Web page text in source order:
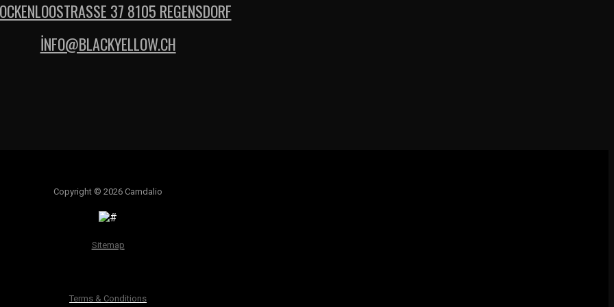
37 8105 REGENSDORF
İNFO@BLACKYELLOW.CH
Copyright © 2026 Camdalio
Sitemap
Terms & Conditions